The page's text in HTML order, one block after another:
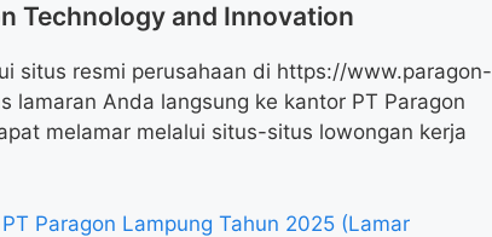
Technology and Innovation
situs resmi perusahaan di https://www.paragon-
lamaran Anda langsung ke kantor PT Paragon
melamar melalui situs-situs lowongan kerja
Paragon Lampung Tahun 2025 (Lamar